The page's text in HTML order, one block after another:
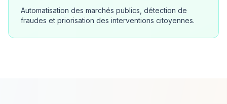
Automatisation des marchés publics, détection de
fraudes et priorisation des interventions citoyennes.